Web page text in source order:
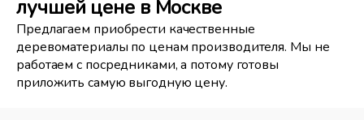
лучшей цене в Москве
Предлагаем приобрести качественные
деревоматериалы по ценам производителя. Мы не
работаем с посредниками, а потому готовы
приложить самую выгодную цену.